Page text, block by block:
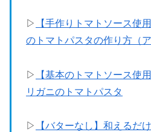
▷
【手作りトマトソース使
のトマトパスタの作り方（
▷
【基本のトマトソース使
リガニのトマトパスタ
▷
【バターなし】和えるだ